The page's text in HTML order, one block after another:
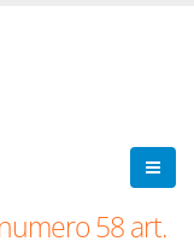
58 art.